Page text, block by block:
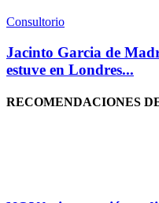
Consultorio
Jacinto Garcia de
estuve en Londres...
RECOMENDACIONES